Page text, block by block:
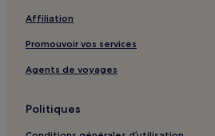
Affiliation
Promouvoir vos services
Agents de voyages
Politiques